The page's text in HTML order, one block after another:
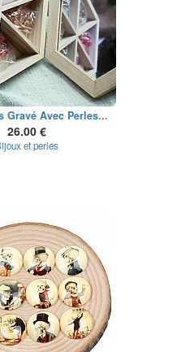
Gravé Avec Perles...
26.00 €
et perles